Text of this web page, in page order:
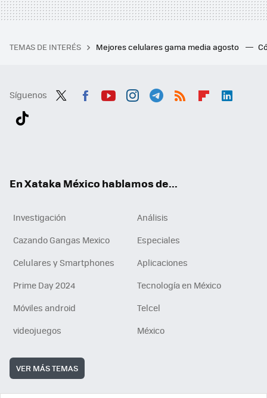
TEMAS DE INTERÉS Mejores celulares gama media agosto
Síguenos
En Xataka México hablamos de...
Investigación
Análisis
Cazando Gangas Mexico
Especiales
Celulares y Smartphones
Aplicaciones
Prime Day 2024
Tecnología en México
Móviles android
Telcel
videojuegos
México
VER MÁS TEMAS